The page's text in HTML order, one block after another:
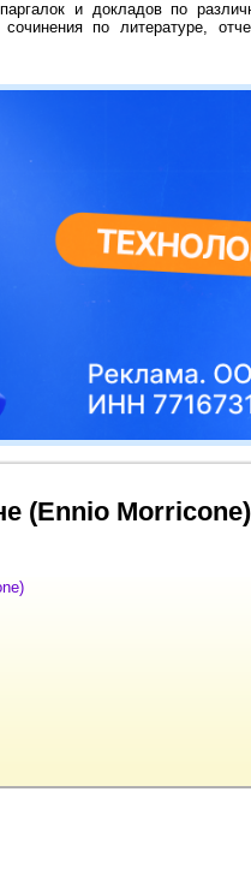
и докладов по
по литературе,
(Ennio Morricone)